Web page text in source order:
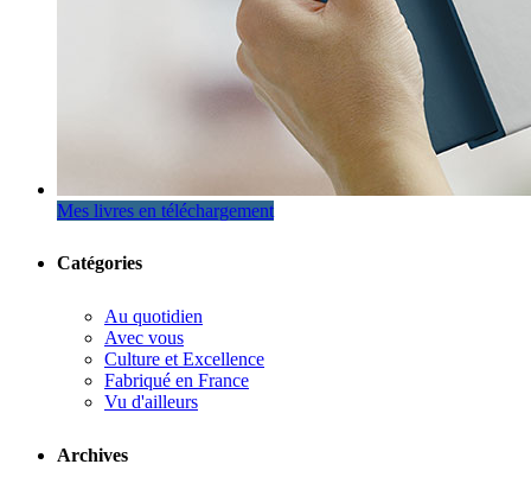
Mes livres en téléchargement
Catégories
Au quotidien
Avec vous
Culture et Excellence
Fabriqué en France
Vu d'ailleurs
Archives